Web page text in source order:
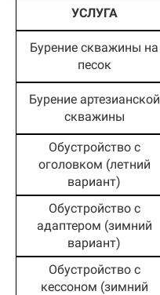
УСЛУГА
Бурение скважины на
песок
Бурение артезианской
скважины
Обустройство с
оголовком (летний
вариант)
Обустройство с
адаптером (зимний
вариант)
Обустройство с
кессоном (зимний